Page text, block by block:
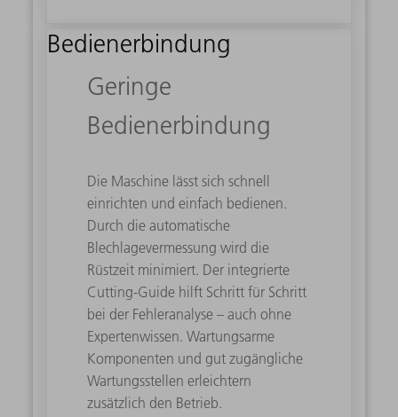
Bedienerbindung
Geringe
Bedienerbindung
Die Maschine lässt sich schnell
einrichten und einfach bedienen.
Durch die automatische
Blechlagevermessung wird die
Rüstzeit minimiert. Der integrierte
Cutting-Guide hilft Schritt für Schritt
bei der Fehleranalyse – auch ohne
Expertenwissen. Wartungsarme
Komponenten und gut zugängliche
Wartungsstellen erleichtern
zusätzlich den Betrieb.